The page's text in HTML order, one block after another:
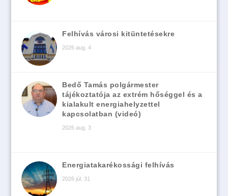
Felhívás városi kitüntetésekre
2026 aug. 4
Bedő Tamás polgármester
tájékoztatója az extrém hőséggel és a
kialakult energiahelyzettel
kapcsolatban (videó)
2026 aug. 3
Energiatakarékossági felhívás
2026 júl. 31